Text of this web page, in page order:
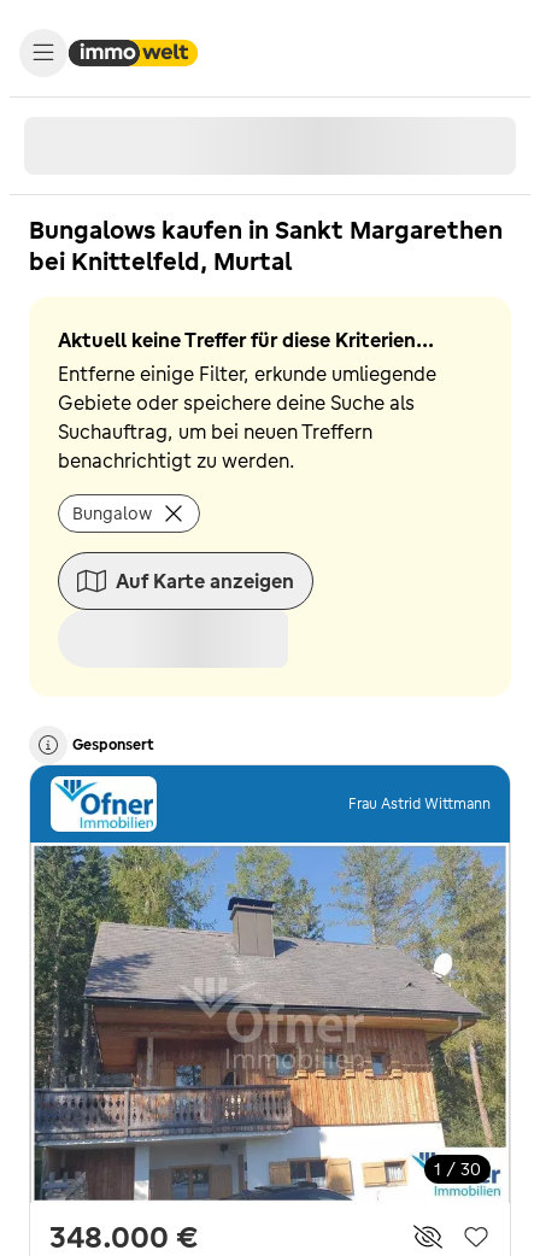
Bungalows kaufen in Sankt Margarethen
bei Knittelfeld, Murtal
Aktuell keine Treffer für diese Kriterien...
Entferne einige Filter, erkunde umliegende
Gebiete oder speichere deine Suche als
Suchauftrag, um bei neuen Treffern
benachrichtigt zu werden.
Bungalow
Auf Karte anzeigen
Gesponsert
Frau Astrid Wittmann
1 / 30
348.000 €